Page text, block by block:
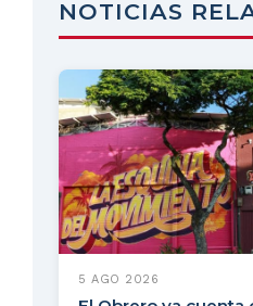
NOTICIAS
5 AGO 2026